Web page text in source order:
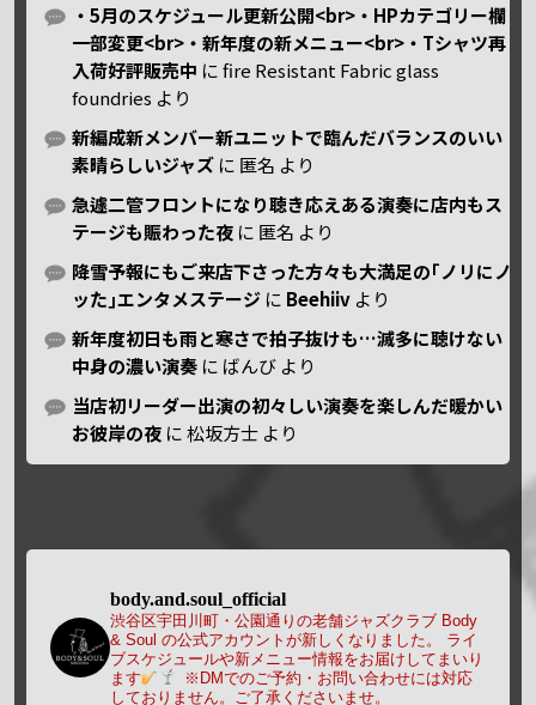
・5月のスケジュール更新公開<br>・HPカテゴリー欄
一部変更<br>・新年度の新メニュー<br>・Tシャツ再
入荷好評販売中 にfire Resistant Fabric glass
foundries より
新編成新メンバー新ユニットで臨んだバランスのいい
素晴らしいジャズ に 匿名 より
急遽二管フロントになり聴き応えある演奏に店内もス
テージも賑わった夜 に 匿名 より
降雪予報にもご来店下さった方々も大満足の｢ノリにノ
ッた｣エンタメステージ に Beehiiv より
新年度初日も雨と寒さで拍子抜けも…滅多に聴けない
中身の濃い演奏 に ばんび より
当店初リーダー出演の初々しい演奏を楽しんだ暖かい
お彼岸の夜 に松坂方士 より
body.and.soul_official
渋谷区宇田川町・公園通りの老舗ジャズクラブ Body
& Soul の公式アカウントが新しくなりました。
ライ
ブスケジュールや新メニュー情報をお届けしてまいり
ます
※DMでのご予約・お問い合わせには対応
しておりません。ご了承くださいませ。